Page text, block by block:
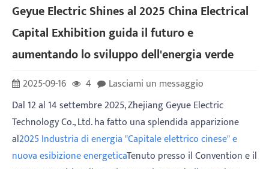
Geyue Electric Shines al 2025 China Electrical
Capital Exhibition guida il futuro e
aumentando lo sviluppo dell'energia verde
2025-09-16 4
Lasciami un messaggio
Dal 12 al 14 settembre 2025, Zhejiang Geyue Electric
Technology Co., Ltd. ha fatto una splendida apparizione
al2025 Industria di energia "Capitale elettrico cinese" e
nuova esibizione energeticaTenuto presso il Convention e il